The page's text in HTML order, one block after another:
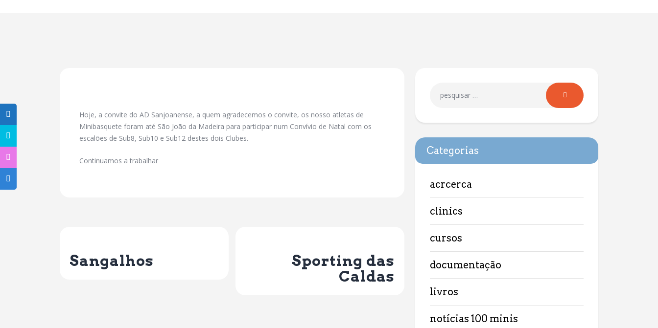
Hoje, a convite do AD Sanjoanense, a quem agradecemos o convite, os nosso atletas de
Minibasquete foram até São João da Madeira para participar num Convívio de Natal com os
escalões de Sub8, Sub10 e Sub12 destes dois Clubes.
Continuamos a trabalhar
Sangalhos
Sporting das
Caldas
Categorias
acrcerca
clinics
cursos
documentação
livros
notícias 100 minis